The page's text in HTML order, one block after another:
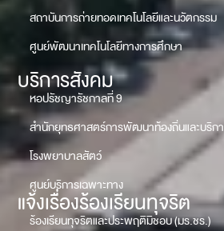
สถาบันการถ่ายทอดเทคโนโลยีและนวัตกรรม
ศูนย์พัฒนาเทคโนโลยีทางการศึกษา
บริการสังคม
หอปรัชญารัชกาลที่ 9
สำนักยุทธศาสตร์การพัฒนาท้องถิ่นและบริก
โรงพยาบาลสัตว์
ศูนย์บริการเฉพาะทาง
แจ้งเรื่องร้องเรียนทุจริต
ร้องเรียนทุจริตและประพฤติมิชอบ (มร.ชร.)